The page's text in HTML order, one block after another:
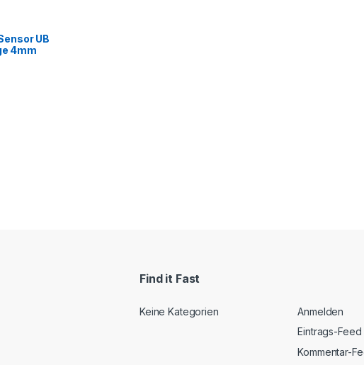
UB
4mm
Find it Fast
Keine Kategorien
Anmelden
Eintrags-Feed
Kommentar-